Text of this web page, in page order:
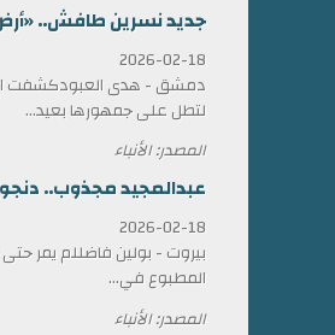
جديد نسرين طافش..
2026-02-18
دمشق - هدى العبودكشفت
لتطل على جمهورها بعيد...
المصدر: الأنباء
عبدالمجيد مجذوب..
2026-02-18
بيروت - بولين فاضللم يمر
المطبوع في...
المصدر: الأنباء